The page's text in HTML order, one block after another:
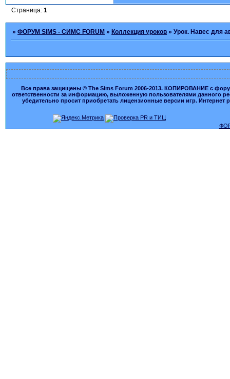
Страница:1
»ФОРУМ SIMS - СИМС FORUM » Коллекция уроков »Урок. Навес для
Все права защищены © The Sims Forum 2006-2013. КОПИРОВАНИЕ с
ответственности за информацию, выложенную пользователями данного
убедительно просит приобретать лицензионные версии игр.